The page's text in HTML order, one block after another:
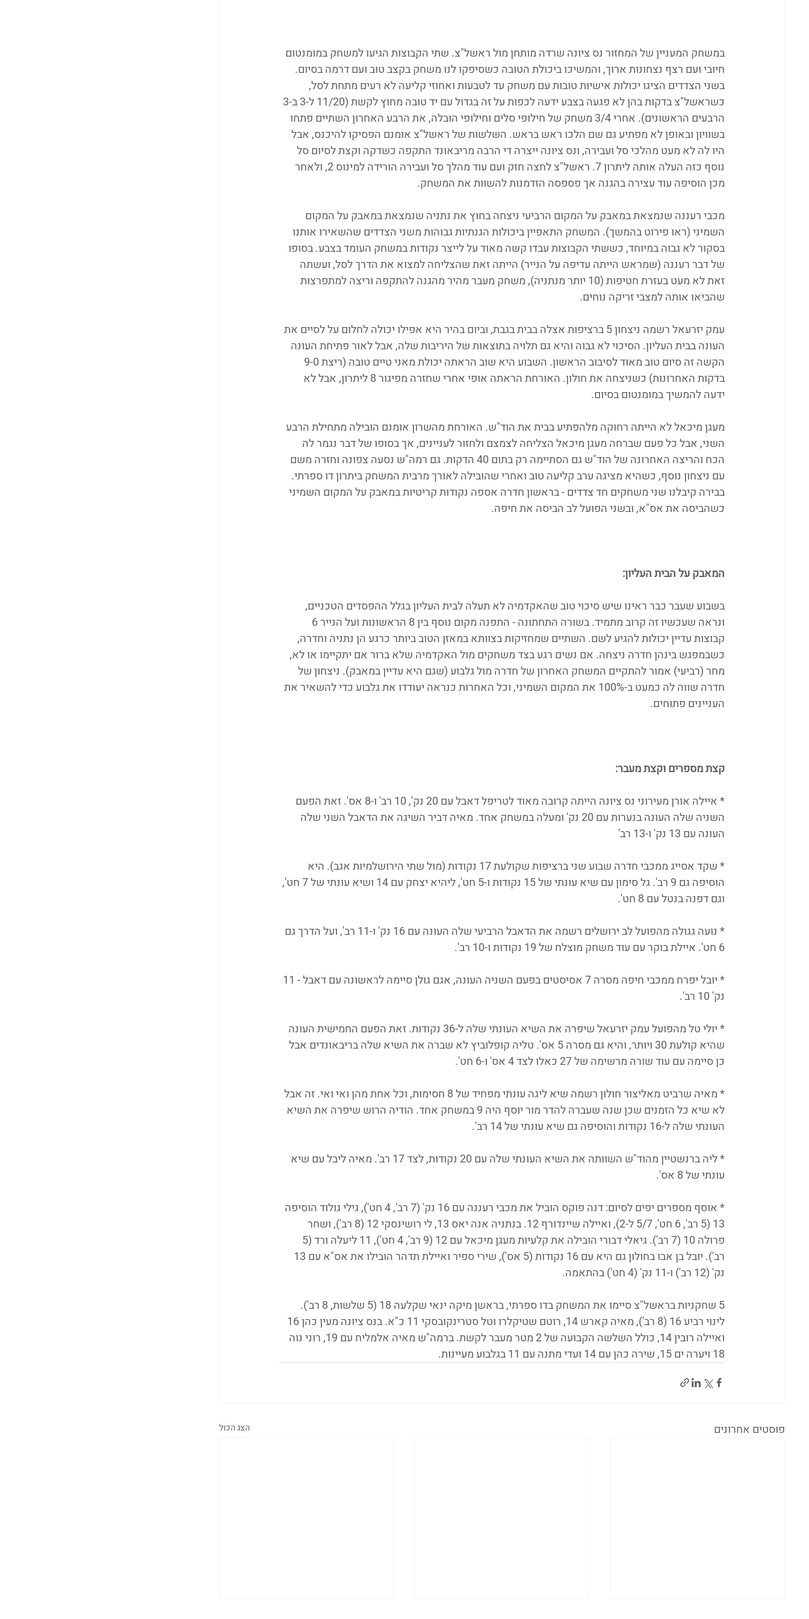
במשחק המעניין של המחזור נס ציונה שרדה מותחן מול ראשל"צ. שתי הקבוצות הגיעו למשחק במומנטום
חיובי ועם רצף נצחונות ארוך, והמשיכו ביכולת הטובה כשסיפקו לנו משחק בקצב טוב ועם דרמה בסיום.
בשני הצדדים הציגו יכולות אישיות טובות עם משחק עד לטבעות ואחוזי קליעה לא רעים מתחת לסל,
הרבעים הראשונים). אחרי 3/4 משחק של חילופי סלים וחילופי הובלה, את הרבע האחרון השתיים פתחו
בשוויון ובאופן לא מפתיע גם שם הלכו ראש בראש. השלשות של ראשל"צ אומנם הפסיקו להיכנס, אבל
היו לה לא מעט מהלכי סל ועבירה, ונס ציונה ייצרה די הרבה מריבאונד התקפה כשדקה וקצת לסיום סל
נוסף כזה העלה אותה ליתרון 7. ראשל"צ לחצה חזק ועם עוד מהלך סל ועבירה הורידה למינוס 2, ולאחר
מכן הוסיפה עוד עצירה בהגנה אך פספסה הזדמנות להשוות את המשחק.
מכבי רעננה שנמצאת במאבק על המקום הרביעי ניצחה בחוץ את נתניה שנמצאת במאבק על המקום
השמיני (ראו פירוט בהמשך). המשחק התאפיין ביכולות הגנתיות גבוהות משני הצדדים שהשאירו אותנו
בסקור לא גבוה במיוחד, כששתי הקבוצות עבדו קשה מאוד על לייצר נקודות במשחק העומד בצבע. בסופו
של דבר רעננה (שמראש הייתה עדיפה על הנייר) הייתה זאת שהצליחה למצוא את הדרך לסל, ועשתה
זאת לא מעט בעזרת חטיפות (10 יותר מנתניה), משחק מעבר מהיר מהגנה להתקפה וריצה למתפרצות
שהביאו אותה למצבי זריקה נוחים.
עמק יזרעאל רשמה ניצחון 5 ברציפות אצלה בבית בגבת, וביום בהיר היא אפילו יכולה לחלום על לסיים את
העונה בבית העליון. הסיכוי לא גבוה והיא גם תלויה בתוצאות של היריבות שלה, אבל לאור פתיחת העונה
בדקות האחרונות) כשניצחה את חולון. האורחת הראתה אופי אחרי שחזרה מפיגור 8 ליתרון, אבל לא
ידעה להמשיך במומנטום בסיום.
מעגן מיכאל לא הייתה רחוקה מלהפתיע בבית את הוד"ש. האורחת מהשרון אומנם הובילה מתחילת הרבע
השני, אבל כל פעם שברחה מעגן מיכאל הצליחה לצמצם ולחזור לעניינים, אך בסופו של דבר נגמר לה
הכח והריצה האחרונה של הוד"ש גם הסתיימה רק בתום 40 הדקות. גם רמה"ש נסעה צפונה וחזרה משם
עם ניצחון נוסף, כשהיא מציגה ערב קליעה טוב ואחרי שהובילה לאורך מרבית המשחק ביתרון דו ספרתי.
בבירה קיבלנו שני משחקים חד צדדים - בראשון חדרה אספה נקודות קריטיות במאבק על המקום השמיני
כשהביסה את אס"א, ובשני הפועל לב הביסה את חיפה.
המאבק על הבית העליון:
בשבוע שעבר כבר ראינו שיש סיכוי טוב שהאקדמיה לא תעלה לבית העליון בגלל ההפסדים הטכניים,
קבוצות עדיין יכולות להגיע לשם. השתיים שמחזיקות בצוותא במאזן הטוב ביותר כרגע הן נתניה וחדרה,
כשבמפגש בינהן חדרה ניצחה. אם נשים רגע בצד משחקים מול האקדמיה שלא ברור אם יתקיימו או לא,
מחר (רביעי) אמור להתקיים המשחק האחרון של חדרה מול גלבוע (שגם היא עדיין במאבק). ניצחון של
חדרה שווה לה כמעט ב-100% את המקום השמיני, וכל האחרות כנראה יעודדו את גלבוע כדי להשאיר את
העניינים פתוחים.
קצת מספרים וקצת מעבר:
* איילה אורן מעירוני נס ציונה הייתה קרובה מאוד לטריפל דאבל עם 20 נק', 10 רב' ו-8 אס'. זאת הפעם
השניה שלה העונה בנערות עם 20 נק' ומעלה במשחק אחד. מאיה דביר השיגה את הדאבל השני שלה
העונה עם 13 נק' ו-13 רב'
* שקד אסייג ממכבי חדרה שבוע שני ברציפות שקולעת 17 נקודות (מול שתי הירושלמיות אגב). היא
הוסיפה גם 9 רב'. גל סימון עם שיא עונתי של 15 נקודות ו-5 חט', ליהיא יצחק עם 14 ושיא עונתי של 7 חט',
וגם דפנה בנטל עם 8 חט'.
* נועה גגולה מהפועל לב ירושלים רשמה את הדאבל הרביעי שלה העונה עם 16 נק' ו-11 רב', ועל הדרך גם
6 חט'. איילת בוקר עם עוד משחק מוצלח של 19 נקודות ו-10 רב'.
נק' 10 רב'.
* יולי טל מהפועל עמק יזרעאל שיפרה את השיא העונתי שלה ל-36 נקודות. זאת הפעם החמישית העונה
שהיא קולעת 30 ויותר, והיא גם מסרה 5 אס'. טליה קופלוביץ לא שברה את השיא שלה בריבאונדים אבל
כן סיימה עם עוד שורה מרשימה של 27 כאלו לצד 4 אס' ו-6 חט'.
* מאיה שרביט מאליצור חולון רשמה שיא ליגה עונתי מפחיד של 8 חסימות, וכל אחת מהן ואי ואי. זה אבל
לא שיא כל הזמנים שכן שנה שעברה להדר מור יוסף היה 9 במשחק אחד. הודיה הרוש שיפרה את השיא
העונתי שלה ל-16 נקודות והוסיפה גם שיא עונתי של 14 רב'.
* ליה ברנשטיין מהוד"ש השוותה את השיא העונתי שלה עם 20 נקודות, לצד 17 רב'. מאיה ליבל עם שיא
עונתי של 8 אס'.
* אוסף מספרים יפים לסיום: דנה פוקס הוביל את מכבי רעננה עם 16 נק' (7 רב', 4 חט'), גילי גולוד הוסיפה
13 (5 רב', 6 חט', 5/7 ל-2), ואיילה שיינדורף 12. בנתניה אנה יאס 13, לי רושינסקי 12 (8 רב'), ושחר
נק' (12 רב') ו-11 נק' (4 חט') בהתאמה.
5 שחקניות בראשל"צ סיימו את המשחק בדו ספרתי, בראשן מיקה ינאי שקלעה 18 (5 שלשות, 8 רב').
ואיילה רובין 14, כולל השלשה הקבועה של 2 מטר מעבר לקשת. ברמה"ש מאיה אלמליח עם 19, רוני נוה
18 ויערה ים 15, שירה כהן עם 14 ועדי מתנה עם 11 בגלבוע מעיינות.
פוסטים אחרונים הצג הכול